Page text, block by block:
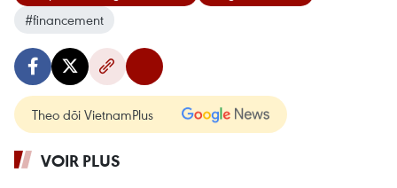
#financement
Theo dõi VietnamPlus
VOIR PLUS